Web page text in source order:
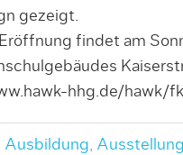
gezeigt.
findet am
hhg.de/hawk/
Ausbildung